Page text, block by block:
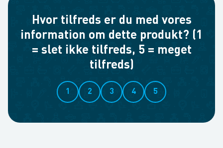
Hvor tilfreds er du med vores
information om dette produkt? (1
= slet ikke tilfreds, 5 = meget
tilfreds)
1 2 3 4 5